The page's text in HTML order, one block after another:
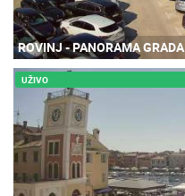
ROVINJ - PANORAMA GRADA
UŽIVO